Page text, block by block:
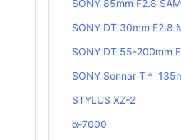
SONY 85mm F2.8
SONY DT 30mm F2.8
SONY DT 55-200mm
SONY Sonnar T＊
STYLUS XZ-2
α-7000